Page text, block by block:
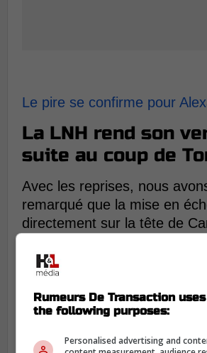
Le pire se confirme pour
La LNH rend son
suite au coup de
Avec les reprises, nous
remarqué que la mise en
directement sur la tête de
Les arbitres n'ont jamais
et ils n'ont pas appelé
Rumeurs De Transaction
the following purposes:
Personalised advertising and